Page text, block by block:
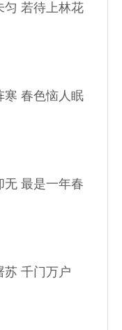
匀 若待上林花
寒 春色恼人眠
无 最是一年春
苏 千门万户